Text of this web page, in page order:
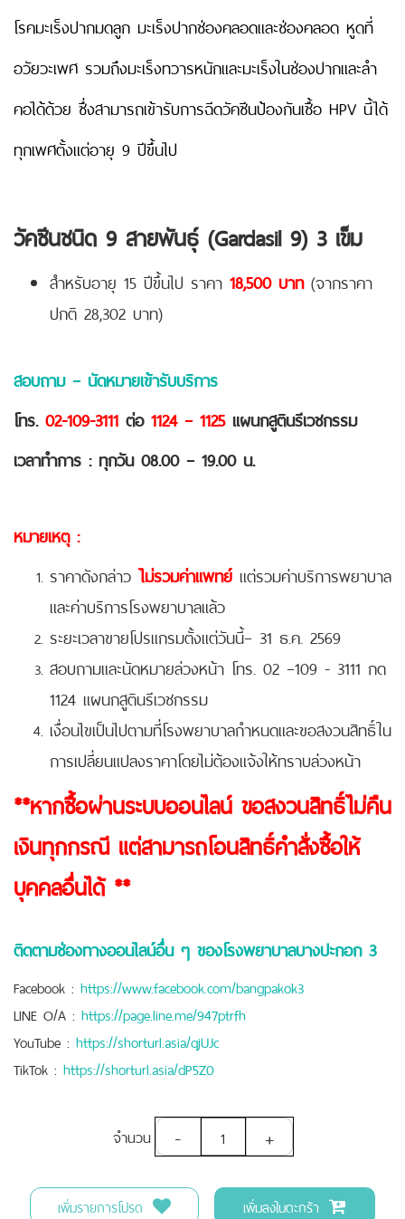
โรคมะเร็งปากมดลูก มะเร็งปากช่องคลอดและช่องคลอด หูดที่
อวัยวะเพศ รวมถึงมะเร็งทวารหนักและมะเร็งในช่องปากและลำ
คอได้ด้วย ซึ่งสามารถเข้ารับการฉีดวัคซีนป้องกันเชื้อ HPV นี้ได้
ทุกเพศตั้งแต่อายุ 9 ปีขึ้นไป
วัคซีนชนิด 9 สายพันธุ์ (Gardasil 9) 3 เข็ม
สำหรับอายุ 15 ปีขึ้นไป ราคา 18,500บาท(จากราคา
ปกติ 28,302 บาท)
สอบถาม – นัดหมายเข้ารับบริการ
โทร.02-109-3111 ต่อ1124 – 1125 แผนกสูตินรีเวชกรรม
เวลาทำการ : ทุกวัน 08.00 – 19.00 น.
หมายเหตุ :
ราคาดังกล่าว ไม่รวมค่าแพทย์ แต่รวมค่าบริการพยาบาล
และค่าบริการโรงพยาบาลแล้ว
ระยะเวลาขายโปรแกรมตั้งแต่วันนี้– 31 ธ.ค. 2569
สอบถามและนัดหมายล่วงหน้า โทร. 02 –109 - 3111 กด
1124 แผนกสูตินรีเวชกรรม
เงื่อนไขเป็นไปตามที่โรงพยาบาลกำหนดและขอสงวนสิทธิ์ใน
การเปลี่ยนแปลงราคาโดยไม่ต้องแจ้งให้ทราบล่วงหน้า
**หากซื้อผ่านระบบออนไลน์ ขอสงวนสิทธิ์ไม่คืน
เงินทุกกรณี แต่สามารถโอนสิทธิ์คำสั่งซื้อให้
บุคคลอื่นได้ **
ติดตามช่องทางออนไลน์อื่น ๆ ของโรงพยาบาลบางปะกอก 3
Facebook : https://www.facebook.com/bangpakok3
LINE O/A : https://page.line.me/947ptrfh
YouTube : https://shorturl.asia/qjUJc
TikTok : https://shorturl.asia/dP5Z0
จำนวน - +
เพิ่มรายการโปรด
เพิ่มลงในตะกร้า